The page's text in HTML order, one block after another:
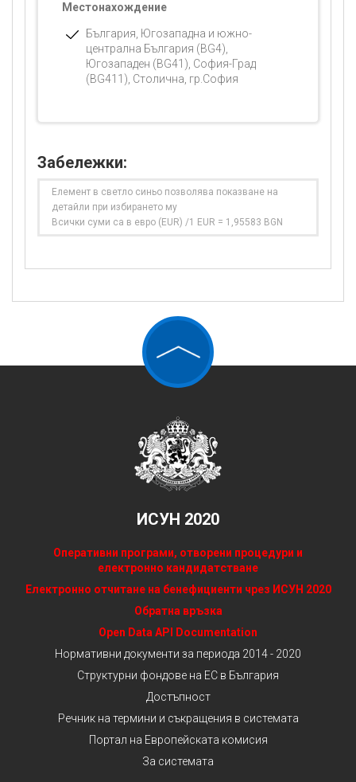
Местонахождение
България, Югозападна и южно-
централна България (BG4),
Югозападен (BG41), София-Град
(BG411), Столична, гр.София
Забележки:
Елемент в светло синьо позволява показване на
детайли при избирането му
Всички суми са в евро (EUR) /1 EUR = 1,95583 BGN
ИСУН 2020
Оперативни програми, отворени процедури и
електронно кандидатстване
Електронно отчитане на бенефициенти чрез ИСУН 2020
Обратна връзка
Open Data API Documentation
Нормативни документи за периода 2014 - 2020
Структурни фондове на ЕС в България
Достъпност
Речник на термини и съкращения в системата
Портал на Европейската комисия
За системата